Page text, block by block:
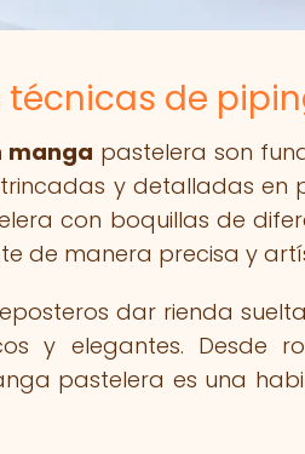
de
manga pastelera son
y detalladas en
con boquillas de
de manera precisa y
dar rienda
y elegantes. Desde
pastelera es una